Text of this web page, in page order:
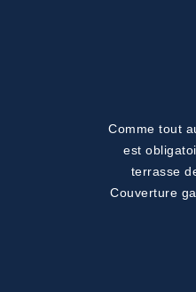
Comme tout
est
terrasse
Couverture